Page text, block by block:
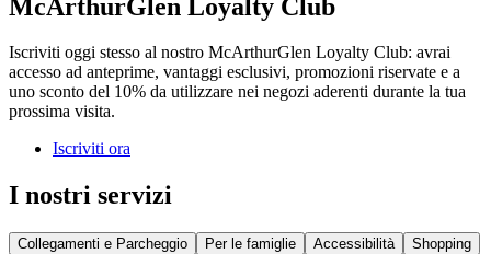
McArthurGlen Loyalty Club
Iscriviti oggi stesso al nostro McArthurGlen Loyalty Club: avrai
accesso ad anteprime, vantaggi esclusivi, promozioni riservate e a
uno sconto del 10% da utilizzare nei negozi aderenti durante la tua
prossima visita.
Iscriviti ora
I nostri servizi
Collegamenti e Parcheggio Per le famiglie Accessibilità
Shopping